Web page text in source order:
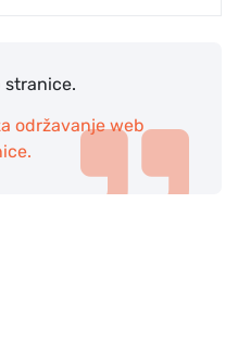
stranice.
održavanje web